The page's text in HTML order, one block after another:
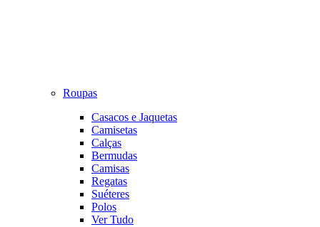
Roupas
Casacos e Jaquetas
Camisetas
Calças
Bermudas
Camisas
Regatas
Suéteres
Polos
Ver Tudo